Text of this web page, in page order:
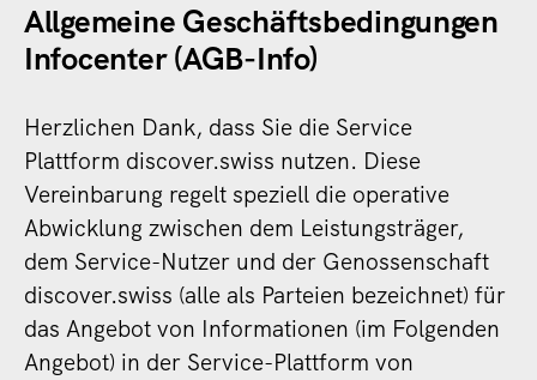
Allgemeine Geschäftsbedingungen
Infocenter (AGB-Info)
Herzlichen Dank, dass Sie die Service
Plattform discover.swiss nutzen. Diese
Vereinbarung regelt speziell die operative
Abwicklung zwischen dem Leistungsträger,
dem Service-Nutzer und der Genossenschaft
discover.swiss (alle als Parteien bezeichnet) für
das Angebot von Informationen (im Folgenden
Angebot) in der Service-Plattform von